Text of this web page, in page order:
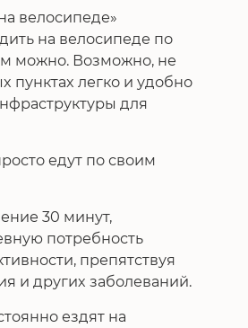
велосипеде»
на велосипеде по
можно. Возможно, не
пунктах легко и удобно
для
едут по своим
30 минут,
потребность
препятствуя
и других заболеваний.
ездят на